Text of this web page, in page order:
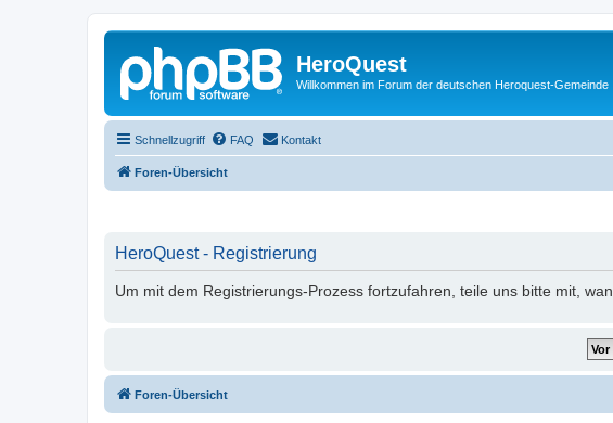
HeroQuest
Willkommen im Forum der deutschen Heroquest-Gemeinde
Schnellzugriff FAQ Kontakt
Foren-Übersicht
HeroQuest - Registrierung
Um mit dem Registrierungs-Prozess fortzufahren, teile uns bitte mit,
Foren-Übersicht